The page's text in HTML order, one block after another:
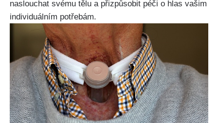
‌naslouchat svému tělu⁢ a⁣ přizpůsobit péči o hlas ‍vašim
individuálním potřebám.